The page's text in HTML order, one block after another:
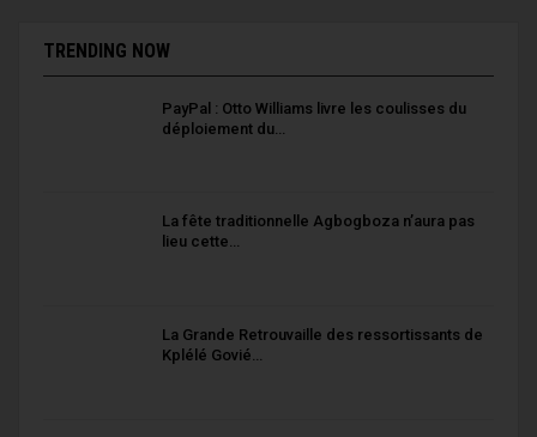
TRENDING NOW
PayPal : Otto Williams livre les coulisses du
déploiement du…
La fête traditionnelle Agbogboza n’aura pas
lieu cette…
La Grande Retrouvaille des ressortissants de
Kplélé Govié…